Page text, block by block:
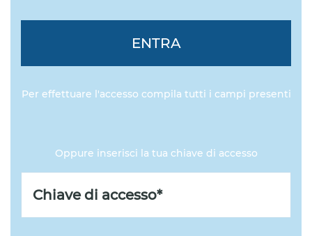
ENTRA
Per effettuare l'accesso compila tutti i campi presenti
Oppure inserisci la tua chiave di accesso